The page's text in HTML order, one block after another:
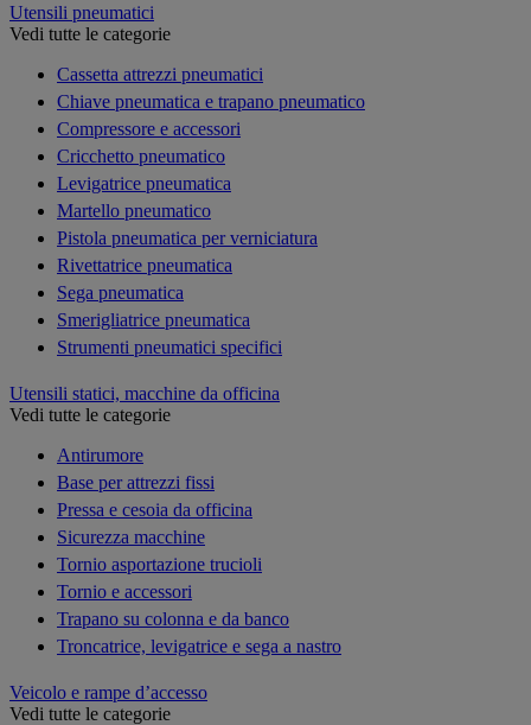
Utensili pneumatici
Vedi tutte le categorie
Cassetta attrezzi pneumatici
Chiave pneumatica e trapano pneumatico
Compressore e accessori
Cricchetto pneumatico
Levigatrice pneumatica
Martello pneumatico
Pistola pneumatica per verniciatura
Rivettatrice pneumatica
Sega pneumatica
Smerigliatrice pneumatica
Strumenti pneumatici specifici
Utensili statici, macchine da officina
Vedi tutte le categorie
Antirumore
Base per attrezzi fissi
Pressa e cesoia da officina
Sicurezza macchine
Tornio asportazione trucioli
Tornio e accessori
Trapano su colonna e da banco
Troncatrice, levigatrice e sega a nastro
Veicolo e rampe d’accesso
Vedi tutte le categorie